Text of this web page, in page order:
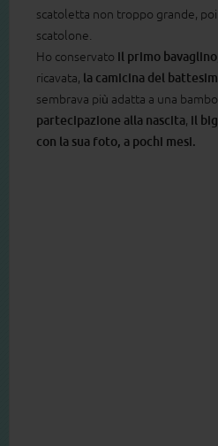
scatoletta non troppo grande,
scatolone.
Ho conservato il primo bavaglino
ricavata, la camicina del
sembrava più adatta a una
partecipazione alla nascita, il
con la sua foto, a pochi mesi.